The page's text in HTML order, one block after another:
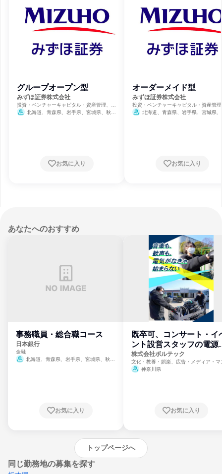
グループオープン型
みずほ証券株式会社
投資・ベンチャーキャピタル・資産管理、証
券取引、生命保険・損害保険・保険サービス
北海道、青森県、岩手県、宮城県、秋田
山口県、徳島県、香川県、愛媛県、高知県、
お気に入り
オーダーメイド型
みずほ証券株式会社
投資・ベンチャーキャピタル・資産管
券取引、生命保険・損害保険・保険サ
北海道、青森県、岩手県、宮城県
山口県、徳島県、香川県、愛媛県、高
お気に入り
あなたへのおすすめ
事務職員・総合職コース
日本銀行
金融
北海道、青森県、岩手県、宮城県、秋田
崎県、熊本県、大分県、宮崎県、鹿児島県、
お気に入り
既卒可、コンサート・イ
ント設営スタッフの電源
門
株式会社ボルテック
文化・教養・娯楽、広告・メディア・マ
ミ、電力・ガス・水道・エネルギー
神奈川県
お気に入り
トップページへ
同じ勤務地の募集を探す